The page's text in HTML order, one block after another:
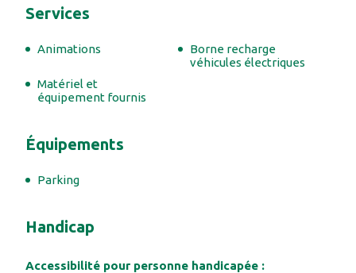
Services
Animations
Borne recharge
véhicules électriques
Matériel et
équipement fournis
Équipements
Parking
Handicap
Accessibilité pour personne handicapée :
#
#